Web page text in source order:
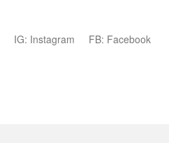
IG: Instagram FB: Facebook